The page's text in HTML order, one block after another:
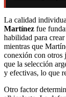
La calidad
Martínez fue
habilidad para
mientras que
conexión con otros
que la selección
y efectivas, lo que
Otro factor